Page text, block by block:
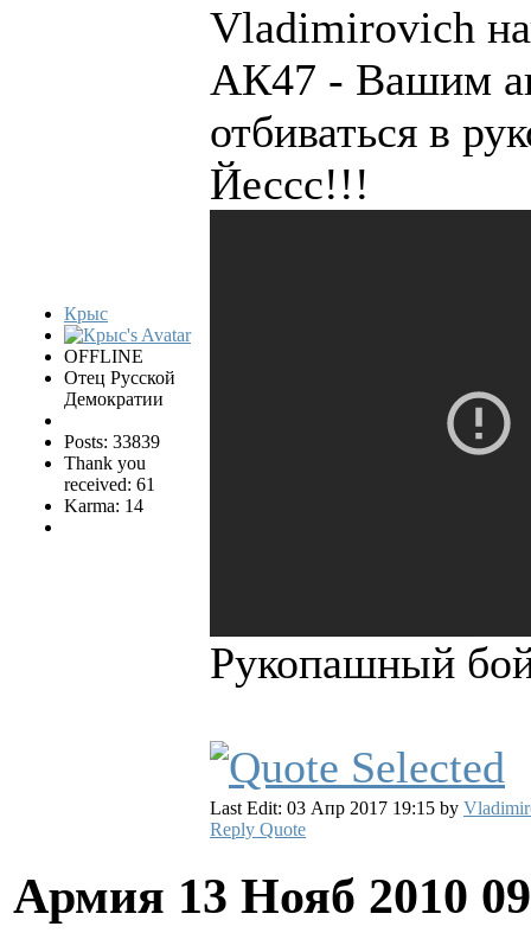
Крыс
OFFLINE
Отец Русской
Демократии
Posts: 33839
Thank you
received: 61
Karma: 14
Vladimirovich
АК47 - Вашим
отбиваться в
Йессс!!!
Рукопашный
Last Edit: 03 Апр 2017 19:15 by
Reply Quote
Армия 13 Нояб 2010